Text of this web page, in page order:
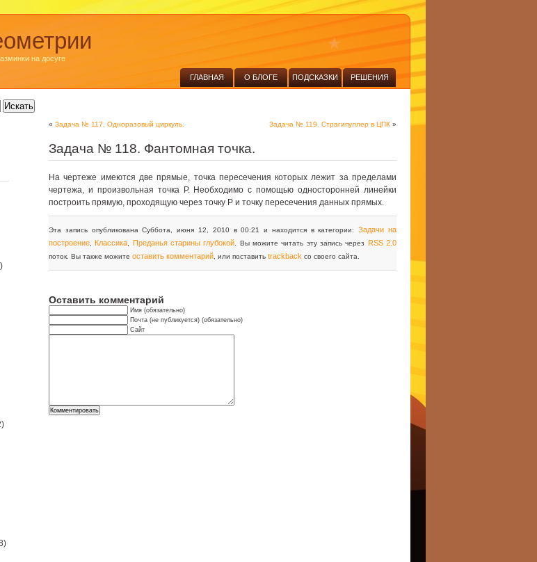
на досуге
ГЛАВНАЯ О БЛОГЕ ПОДСКАЗКИ РЕШЕНИЯ
« Задача № 117. Одноразовый циркуль. Задача № 119. Страгипуллер в ЦПК »
Задача № 118. Фантомная точка.
На чертеже имеются две прямые, точка пересечения которых лежит за пределами
чертежа, и произвольная точка P. Необходимо с помощью односторонней линейки
построить прямую, проходящую через точку P и точку пересечения данных прямых.
Эта запись опубликована Суббота, июня 12, 2010 в 00:21 и находится в категории:Задачи на
построение
Классика Преданья старины глубокой . Вы можите читать эту запись через RSS 2.0
поток. Вы также можите оставить комментарий , или поставить trackback со своего сайта.
Оставить комментарий
Имя (обязательно)
Почта (не публикуется) (обязательно)
Сайт